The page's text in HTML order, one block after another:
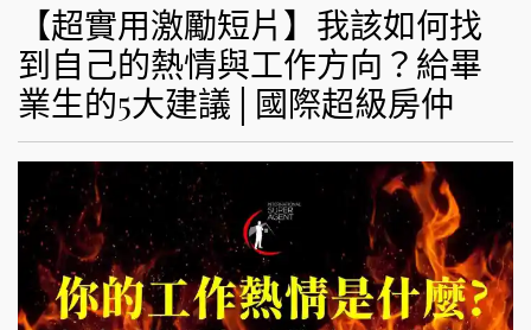
【超實用激勵短片】我該如何找
到自己的熱情與工作方向？給畢
業生的5大建議│國際超級房仲